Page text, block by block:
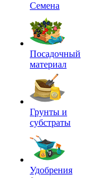
Семена
Посадочный
материал
Грунты и
субстраты
Удобрения